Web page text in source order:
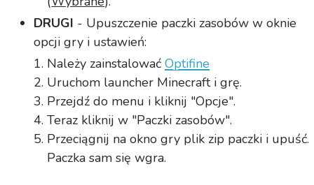
DRUGI - Upuszczenie paczki zasobów w oknie
opcji gry i ustawień:
Należy zainstalowaćOptifine
Uruchom launcher Minecraft i grę.
Przejdź do menu i kliknij "Opcje".
Teraz kliknij w "Paczki zasobów".
Przeciągnij na okno gry plik zip paczki i upuść.
Paczka sam się wgra.